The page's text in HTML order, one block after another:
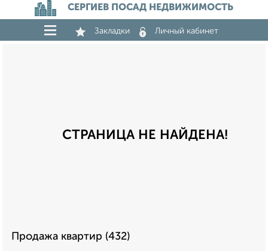
СЕРГИЕВ ПОСАД НЕДВИЖИМОСТЬ
Закладки Личный кабинет
СТРАНИЦА НЕ НАЙДЕНА!
Продажа квартир (432)